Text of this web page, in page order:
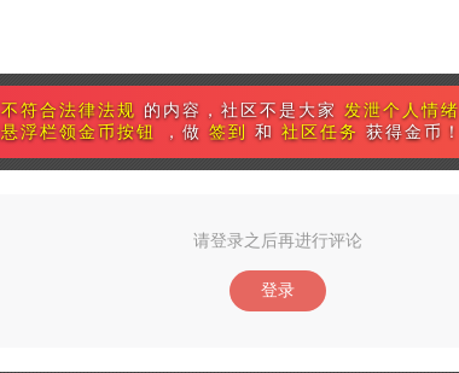
不符合法律法规 的内容，社区不是大家 发泄个人情绪
浮栏领金币按钮 ，做 签到 和 社区任务 获得金币！
请登录之后再进行评论
登录